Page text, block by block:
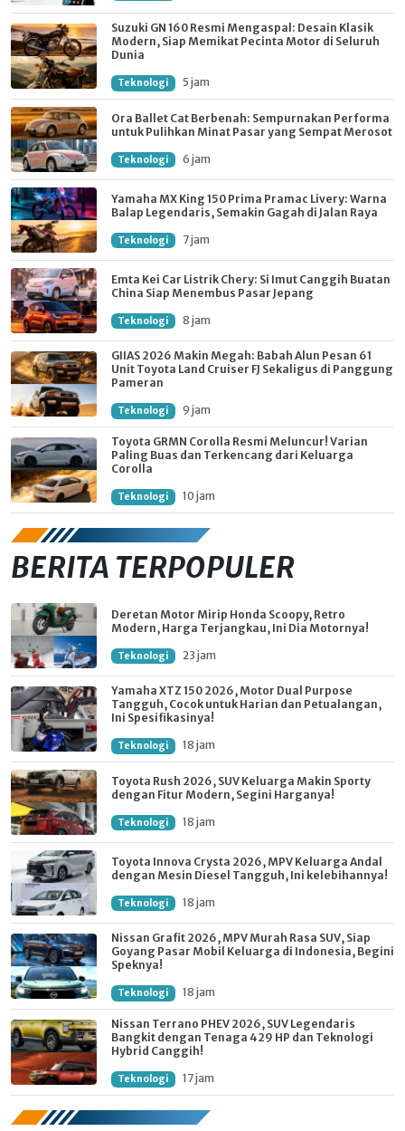
Suzuki GN 160 Resmi Mengaspal: Desain Klasik
Modern, Siap Memikat Pecinta Motor di Seluruh
Dunia
Teknologi 5 jam
Ora Ballet Cat Berbenah: Sempurnakan Performa
untuk Pulihkan Minat Pasar yang Sempat Merosot
Teknologi 6 jam
Yamaha MX King 150 Prima Pramac Livery: Warna
Balap Legendaris, Semakin Gagah di Jalan Raya
Teknologi 7 jam
Emta Kei Car Listrik Chery: Si Imut Canggih Buatan
China Siap Menembus Pasar Jepang
Teknologi 8 jam
GIIAS 2026 Makin Megah: Babah Alun Pesan 61
Unit Toyota Land Cruiser FJ Sekaligus di Panggung
Pameran
Teknologi 9 jam
Toyota GRMN Corolla Resmi Meluncur! Varian
Paling Buas dan Terkencang dari Keluarga
Corolla
Teknologi 10 jam
BERITA TERPOPULER
Deretan Motor Mirip Honda Scoopy, Retro
Modern, Harga Terjangkau, Ini Dia Motornya!
Teknologi 23 jam
Yamaha XTZ 150 2026, Motor Dual Purpose
Tangguh, Cocok untuk Harian dan Petualangan,
Ini Spesifikasinya!
Teknologi 18 jam
Toyota Rush 2026, SUV Keluarga Makin Sporty
dengan Fitur Modern, Segini Harganya!
Teknologi 18 jam
Toyota Innova Crysta 2026, MPV Keluarga Andal
dengan Mesin Diesel Tangguh, Ini kelebihannya!
Teknologi 18 jam
Nissan Grafit 2026, MPV Murah Rasa SUV, Siap
Goyang Pasar Mobil Keluarga di Indonesia, Begini
Speknya!
Teknologi 18 jam
Nissan Terrano PHEV 2026, SUV Legendaris
Bangkit dengan Tenaga 429 HP dan Teknologi
Hybrid Canggih!
Teknologi 17 jam